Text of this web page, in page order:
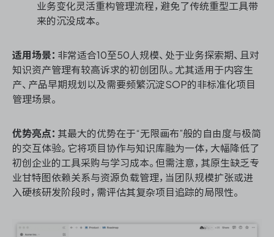
业务变化灵活重构管理流程，避免了传统重型工具带
来的沉没成本。
适用场景： 非常适合10至50人规模、处于业务探索期、且对
知识资产管理有较高诉求的初创团队。尤其适用于内容生
产、产品早期规划以及需要频繁沉淀SOP的非标准化项目
管理场景。
优势亮点： 其最大的优势在于“无限画布”般的自由度与极简
的交互体验。它将项目协作与知识库融为一体，大幅降低了
初创企业的工具采购与学习成本。但需注意，其原生缺乏专
业甘特图依赖关系与资源负载管理，当团队规模扩张或进
入硬核研发阶段时，需评估其复杂项目追踪的局限性。